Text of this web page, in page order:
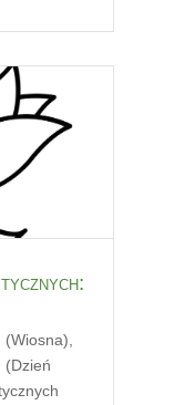
(Wiosna)
(Dzień